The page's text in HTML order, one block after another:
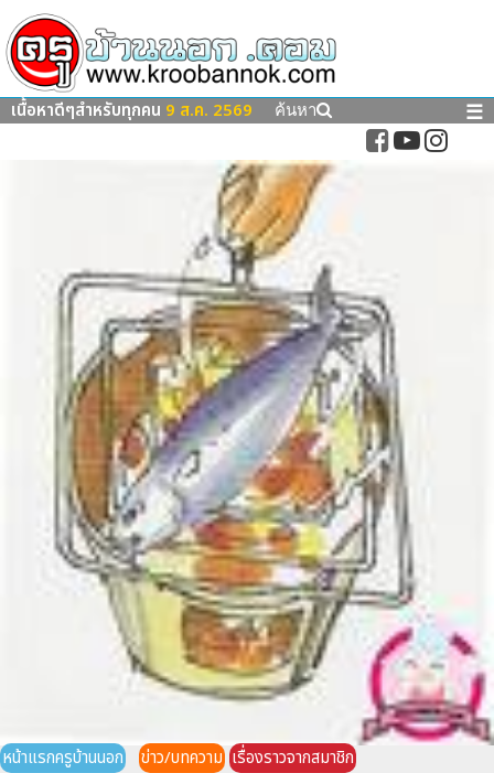
เนื้อหาดีๆสำหรับทุกคน 9 ส.ค. 2569 ค้นหา ☰
หน้าแรกครูบ้านนอก ข่าว/บทความ เรื่องราวจากสมาชิก